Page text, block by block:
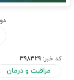
دوشنبه
کد خبر: 398329
مراقبت و درمان